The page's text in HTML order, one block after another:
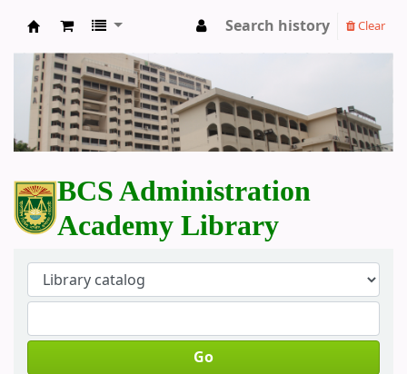
BCS Administration Academy Library
Search history Clear
BCS Administration
Academy Library
Go